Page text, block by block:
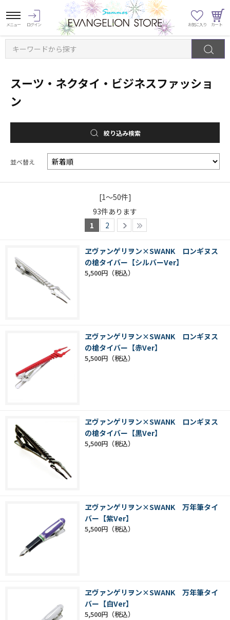
キーワードから探す
スーツ・ネクタイ・ビジネスファッショ
ン
絞り込み検索
並べ替え
[1～50件]
93件あります
1
2
ヱヴァンゲリヲン×SWANK ロンギヌス
の槍タイバー【シルバーVer】
5,500円
ヱヴァンゲリヲン×SWANK ロンギヌス
の槍タイバー【赤Ver】
5,500円
ヱヴァンゲリヲン×SWANK ロンギヌス
の槍タイバー【黒Ver】
5,500円
ヱヴァンゲリヲン×SWANK 万年筆タイ
バー【紫Ver】
5,500円
ヱヴァンゲリヲン×SWANK 万年筆タイ
バー【白Ver】
5,500円